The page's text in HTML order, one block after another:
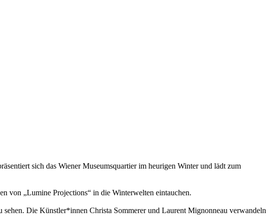
sich das Wiener Museumsquartier im heurigen Winter und lädt zum
von „Lumine Projections“ in die Winterwelten eintauchen.
Die Künstler*innen Christa Sommerer und Laurent Mignonneau verwandeln